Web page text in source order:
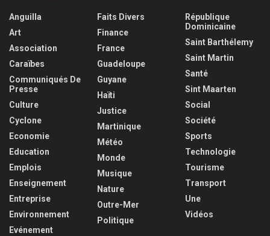
Anguilla
Art
Association
Caraïbes
Communiqués De
Presse
Culture
Cyclone
Economie
Education
Emplois
Enseignement
Entreprise
Environnement
Evénement
Faits Divers
Finance
France
Guadeloupe
Guyane
Haïti
Justice
Martinique
Météo
Monde
Musique
Nature
Outre-Mer
Politique
République
Dominicaine
Saint Barthélemy
Saint Martin
Santé
Sint Maarten
Social
Société
Sports
Technologie
Tourisme
Transport
Une
Vidéos